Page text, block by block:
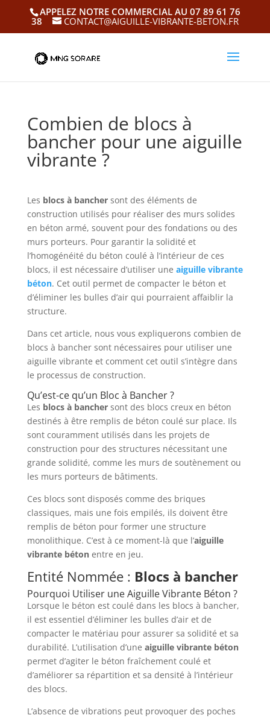
APPELEZ NOTRE COMMERCIAL AU 07 89 61 76
38
CONTACT@AIGUILLE-VIBRANTE-BETON.FR
Combien de blocs à
bancher pour une aiguille
vibrante ?
Les blocs à banchersont des éléments de
construction utilisés pour réaliser des murs solides
en béton armé, souvent pour des fondations ou des
murs porteurs. Pour garantir la solidité et
l’homogénéité du béton coulé à l’intérieur de ces
blocs, il est nécessaire d’utiliser une aiguille vibrante
béton. Cet outil permet de compacter le béton et
d’éliminer les bulles d’air qui pourraient affaiblir la
structure.
Dans cet article, nous vous expliquerons combien de
blocs à bancher sont nécessaires pour utiliser une
aiguille vibrante et comment cet outil s’intègre dans
le processus de construction.
Qu’est-ce qu’un Bloc à Bancher ?
Les blocs à banchersont des blocs creux en béton
destinés à être remplis de béton coulé sur place. Ils
sont couramment utilisés dans les projets de
construction pour des structures nécessitant une
grande solidité, comme les murs de soutènement ou
les murs porteurs de bâtiments.
Ces blocs sont disposés comme des briques
classiques, mais une fois empilés, ils doivent être
remplis de béton pour former une structure
monolithique. C’est à ce moment-là que l’aiguille
vibrante bétonentre en jeu.
Entité Nommée : Blocs à bancher
Pourquoi Utiliser une Aiguille Vibrante Béton ?
Lorsque le béton est coulé dans les blocs à bancher,
il est essentiel d’éliminer les bulles d’air et de
compacter le matériau pour assurer sa solidité et sa
durabilité. L’utilisation d’une aiguille vibrante béton
permet d’agiter le béton fraîchement coulé et
d’améliorer sa répartition et sa densité à l’intérieur
des blocs.
L’absence de vibrations peut provoquer des poches